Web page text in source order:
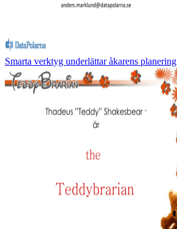
Smarta verktyg underlättar åkarens planering